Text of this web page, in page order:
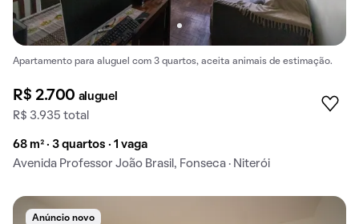
Apartamento para aluguel com 3 quartos, aceita animais de estimação.
R$ 2.700 aluguel
R$ 3.935 total
68 m² · 3 quartos · 1 vaga
Avenida Professor João Brasil, Fonseca · Niterói
Anúncio novo